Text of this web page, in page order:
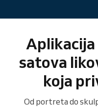
Aplikacija
satova
koja
Od portreta do